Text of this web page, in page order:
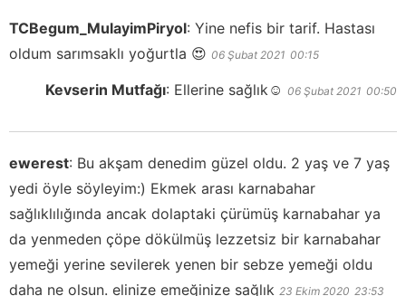
TCBegum_MulayimPiryol: Yine nefis bir tarif. Hastası
oldum sarımsaklı yoğurtla 😍 06 Şubat 2021 00:15
Kevserin Mutfağı: Ellerine sağlık☺️ 06 Şubat 2021 00:50
ewerest: Bu akşam denedim güzel oldu. 2 yaş ve 7 yaş
yedi öyle söyleyim:) Ekmek arası karnabahar
sağlıklılığında ancak dolaptaki çürümüş karnabahar ya
da yenmeden çöpe dökülmüş lezzetsiz bir karnabahar
yemeği yerine sevilerek yenen bir sebze yemeği oldu
daha ne olsun. elinize emeğinize sağlık 23 Ekim 2020 23:53